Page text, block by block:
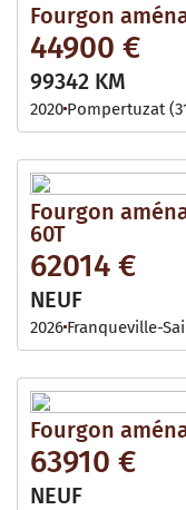
Fourgon
44900 €
99342 KM
2020 Pompertuzat
Fourgon
60T
62014 €
NEUF
2026 Franqueville-
Fourgon
63910 €
NEUF